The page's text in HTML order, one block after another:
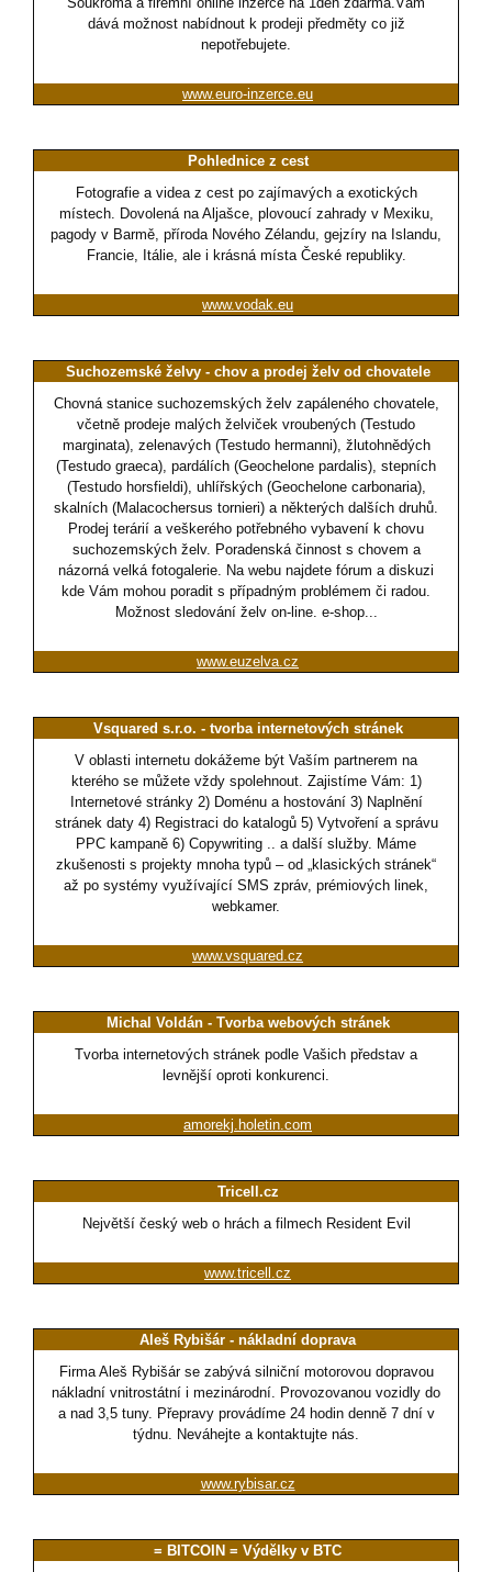
dává možnost nabídnout k prodeji předměty co již
nepotřebujete.
www.euro-inzerce.eu
Pohlednice z cest
Fotografie a videa z cest po zajímavých a exotických
místech. Dovolená na Aljašce, plovoucí zahrady v Mexiku,
pagody v Barmě, příroda Nového Zélandu, gejzíry na Islandu,
Francie, Itálie, ale i krásná místa České republiky.
www.vodak.eu
Suchozemské želvy - chov a prodej želv od chovatele
Chovná stanice suchozemských želv zapáleného chovatele,
včetně prodeje malých želviček vroubených (Testudo
marginata), zelenavých (Testudo hermanni), žlutohnědých
(Testudo graeca), pardálích (Geochelone pardalis), stepních
(Testudo horsfieldi), uhlířských (Geochelone carbonaria),
skalních (Malacochersus tornieri) a některých dalších druhů.
Prodej terárií a veškerého potřebného vybavení k chovu
suchozemských želv. Poradenská činnost s chovem a
názorná velká fotogalerie. Na webu najdete fórum a diskuzi
kde Vám mohou poradit s případným problémem či radou.
Možnost sledování želv on-line. e-shop...
www.euzelva.cz
Vsquared s.r.o. - tvorba internetových stránek
V oblasti internetu dokážeme být Vaším partnerem na
kterého se můžete vždy spolehnout. Zajistíme Vám: 1)
Internetové stránky 2) Doménu a hostování 3) Naplnění
stránek daty 4) Registraci do katalogů 5) Vytvoření a správu
PPC kampaně 6) Copywriting .. a další služby. Máme
zkušenosti s projekty mnoha typů – od „klasických stránek“
až po systémy využívající SMS zpráv, prémiových linek,
webkamer.
www.vsquared.cz
Michal Voldán - Tvorba webových stránek
Tvorba internetových stránek podle Vašich představ a
levnější oproti konkurenci.
amorekj.holetin.com
Tricell.cz
Největší český web o hrách a filmech Resident Evil
www.tricell.cz
Aleš Rybišár - nákladní doprava
Firma Aleš Rybišár se zabývá silniční motorovou dopravou
nákladní vnitrostátní i mezinárodní. Provozovanou vozidly do
a nad 3,5 tuny. Přepravy provádíme 24 hodin denně 7 dní v
týdnu. Neváhejte a kontaktujte nás.
www.rybisar.cz
= BITCOIN = Výdělky v BTC